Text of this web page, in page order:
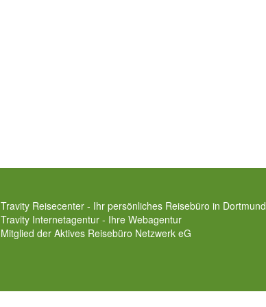
Travity Reisecenter - Ihr persönliches Reisebüro in Dortmund
Travity Internetagentur - Ihre Webagentur
Mitglied der Aktives Reisebüro Netzwerk eG